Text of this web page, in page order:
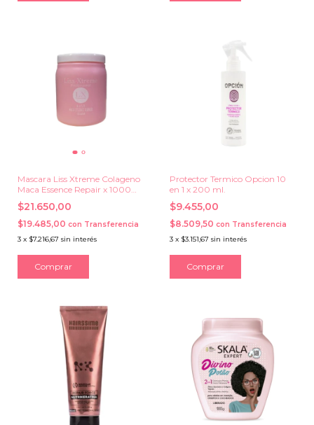
Mascara Liss Xtreme Colageno
Maca Essence Repair x 1000
grs.
$21.650,00
$19.485,00 con Transferencia
3 x $7.216,67 sin interés
Protector Termico Opcion 10
en 1 x 200 ml.
$9.455,00
$8.509,50 con Transferencia
3 x $3.151,67 sin interés